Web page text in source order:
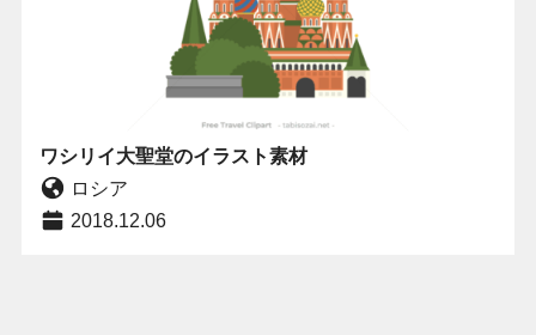
ワシリイ大聖堂のイラスト素材
ロシア
2018.12.06